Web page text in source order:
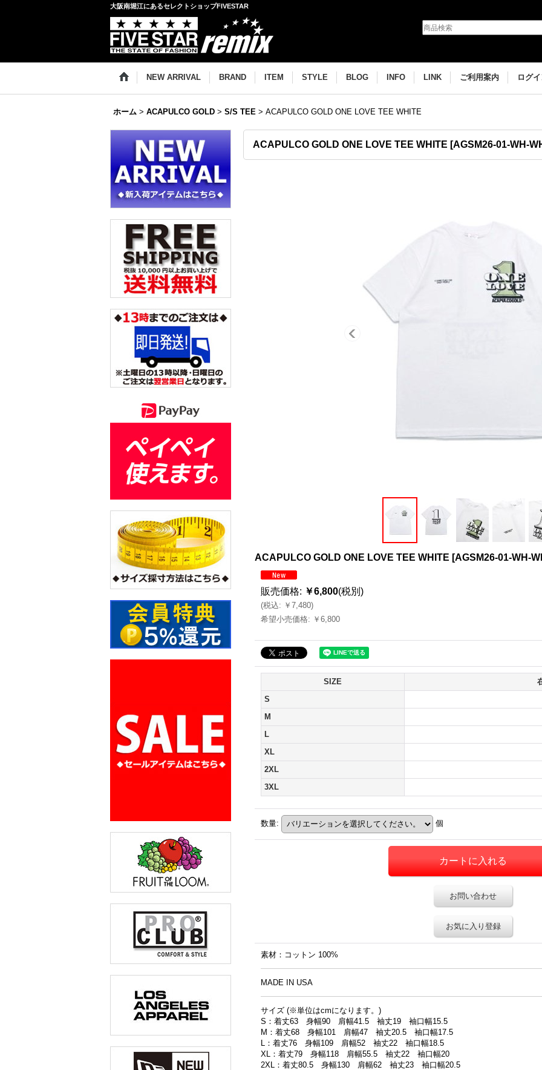
大阪南堀江にあるセレクトショップFIVESTAR
NEW ARRIVAL BRAND ITEM STYLE BLOG INFO LINK ご利用案内 ログ
ホーム > ACAPULCO GOLD > S/S TEE > ACAPULCO GOLD ONE LOVE TEE WHITE
ACAPULCO GOLD ONE LOVE TEE WHITE [AGSM26-01-WH-
ACAPULCO GOLD ONE LOVE TEE WHITE [AGSM26-01-WH-
販売価格: ￥6,800(税別)
(税込: ￥7,480)
希望小売価格: ￥6,800
SIZE
S
M
L
XL
2XL
3XL
数量: 個
お問い合わせ
お気に入り登録
素材：コットン 100%
MADE IN USA
サイズ (※単位はcmになります。)
S：着丈63 身幅90 肩幅41.5 袖丈19 袖口幅15.5
M：着丈68 身幅101 肩幅47 袖丈20.5 袖口幅17.5
L：着丈76 身幅109 肩幅52 袖丈22 袖口幅18.5
XL：着丈79 身幅118 肩幅55.5 袖丈22 袖口幅20
2XL：着丈80.5 身幅130 肩幅62 袖丈23 袖口幅20.5